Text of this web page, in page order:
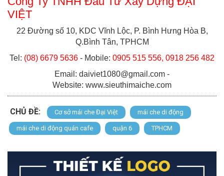
VIỆT
22 Đường số 10, KDC Vĩnh Lộc, P. Bình Hưng Hòa B,
Q.Bình Tân, TPHCM
Tel: (08) 6679 5636 - Mobile: 0905 515 556, 0918 256 482
Email: daiviet1080@gmail.com -
Website: www.sieuthimaiche.com
CHỦ ĐỀ: Cơ sở mái che Đại Việt mái che di động
mái che di động quán cafe quận 6 TPHCM